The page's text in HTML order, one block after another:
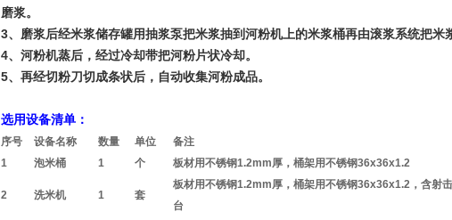
磨浆。
3、磨浆后经米浆储存罐用抽浆泵把米浆抽到河粉机上的米浆桶再由滚浆系统把米
4、河粉机蒸后，经过冷却带把河粉片状冷却。
5、再经切粉刀切成条状后，自动收集河粉成品。
选用设备清单：
序号 设备名称 数量 单位
备注
1
泡米桶 1 个 板材用不锈钢1.2mm厚，桶架用不锈钢36x36x1.2
2 洗米机 1 套
板材用不锈钢1.2mm厚，桶架用不锈钢36x36x1.2，含射
台